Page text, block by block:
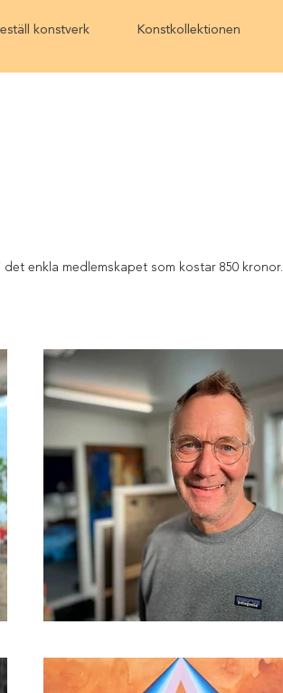
konstverk Konstkollektionen
enkla medlemskapet som kostar 850 kronor.